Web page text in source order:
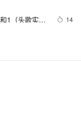
1（头歌实践
14
类型 4种常